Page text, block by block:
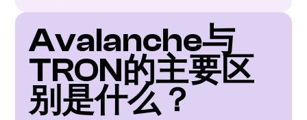
Avalanche与
TRON的主要区
别是什么？